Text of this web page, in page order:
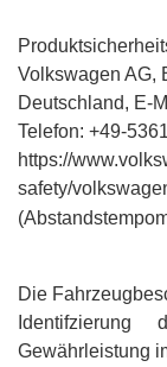
Volkswagen AG,
Deutschland, E-
Telefon: +49-
https://
safety/
Die
Gewährleistung